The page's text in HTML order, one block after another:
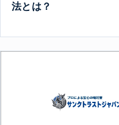
法とは？